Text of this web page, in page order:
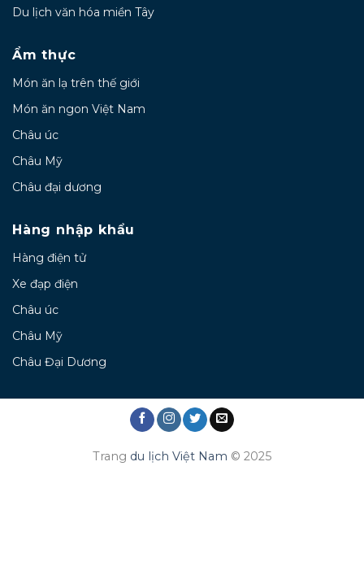
Du lịch văn hóa miền Tây
Ẩm thực
Món ăn lạ trên thế giới
Món ăn ngon Việt Nam
Châu úc
Châu Mỹ
Châu đại dương
Hàng nhập khẩu
Hàng điện tử
Xe đạp điện
Châu úc
Châu Mỹ
Châu Đại Dương
Trang du lịch Việt Nam © 2025